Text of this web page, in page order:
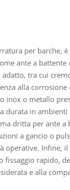
per barche,
ante a
tra cui
alla
inox o metallo
durata in
dritta per ante a
a gancio o
operative. Infine,
fissaggio rapido,
e alla